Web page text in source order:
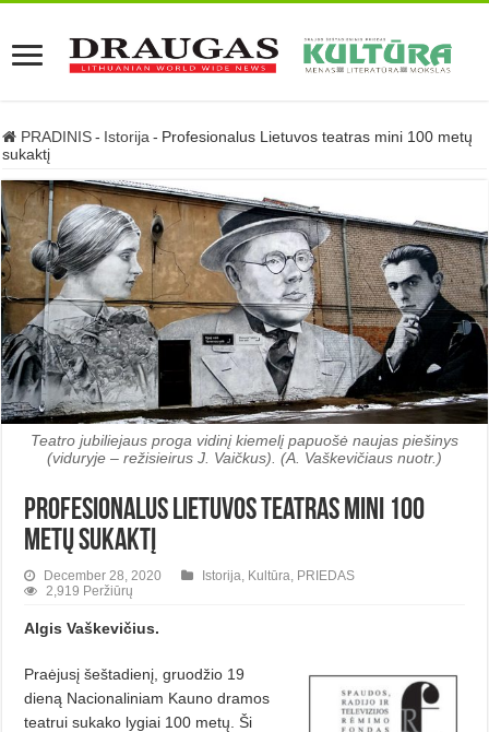
PRADINIS - Istorija - Profesionalus Lietuvos teatras mini 100 metų
sukaktį
Teatro jubiliejaus proga vidinį kiemelį papuošė naujas piešinys
(viduryje – režisieirus J. Vaičkus). (A. Vaškevičiaus nuotr.)
Profesionalus Lietuvos teatras mini 100
metų sukaktį
December 28, 2020 Istorija Kultūra PRIEDAS
2,919 Peržiūrų
Algis Vaškevičius.
Praėjusį šeštadienį, gruodžio 19
dieną Nacionaliniam Kauno dramos
teatrui sukako lygiai 100 metų. Ši